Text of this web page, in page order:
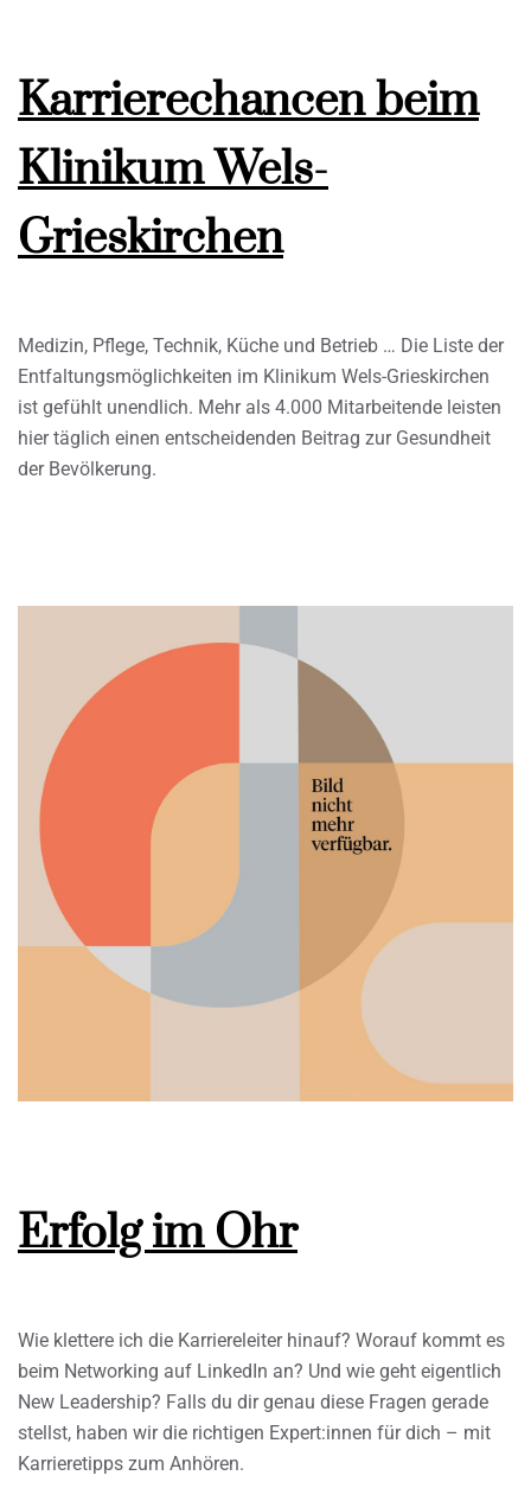
Karrierechancen beim
Klinikum Wels-
Grieskirchen
Medizin, Pflege, Technik, Küche und Betrieb … Die Liste der
Entfaltungsmöglichkeiten im Klinikum Wels-Grieskirchen
ist gefühlt unendlich. Mehr als 4.000 Mitarbeitende leisten
hier täglich einen entscheidenden Beitrag zur Gesundheit
der Bevölkerung.
Erfolg im Ohr
Wie klettere ich die Karriereleiter hinauf? Worauf kommt es
beim Networking auf LinkedIn an? Und wie geht eigentlich
New Leadership? Falls du dir genau diese Fragen gerade
stellst, haben wir die richtigen Expert:innen für dich – mit
Karrieretipps zum Anhören.